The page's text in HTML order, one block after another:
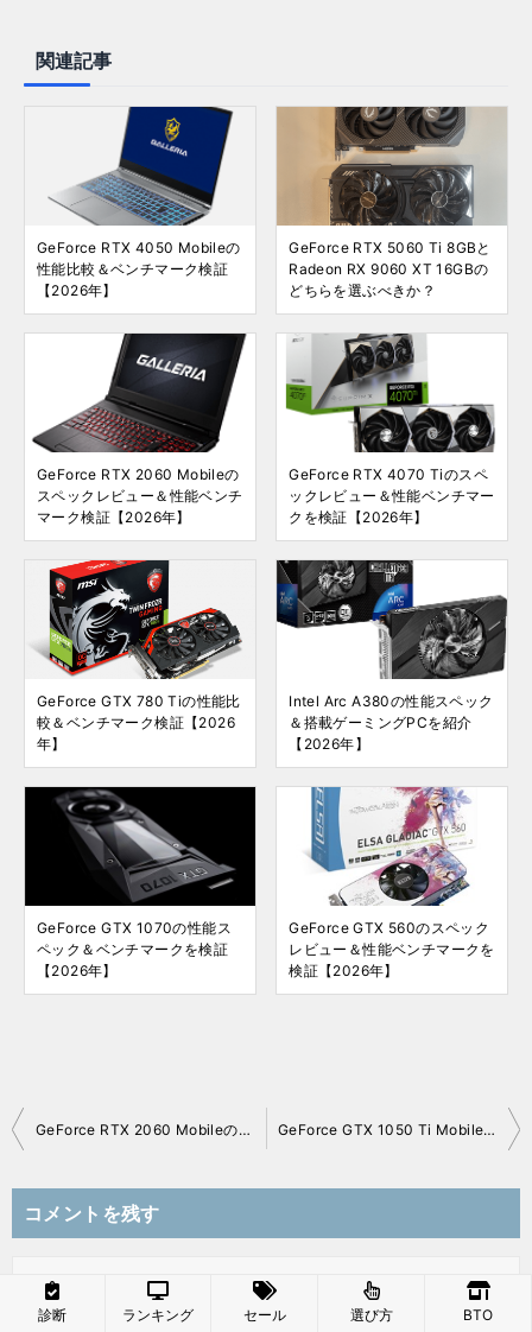
関連記事
GeForce RTX 4050 Mobileの
性能比較＆ベンチマーク検証
【2026年】
GeForce RTX 5060 Ti 8GBと
Radeon RX 9060 XT 16GBの
どちらを選ぶべきか？
GeForce RTX 2060 Mobileの
スペックレビュー＆性能ベンチ
マーク検証【2026年】
GeForce RTX 4070 Tiのスペ
ックレビュー＆性能ベンチマー
クを検証【2026年】
GeForce GTX 780 Tiの性能比
較＆ベンチマーク検証【2026
年】
Intel Arc A380の性能スペック
＆搭載ゲーミングPCを紹介
【2026年】
GeForce GTX 1070の性能ス
ペック＆ベンチマークを検証
【2026年】
GeForce GTX 560のスペック
レビュー＆性能ベンチマークを
検証【2026年】
稿
ナ
ビ
シ
GeForce RTX 2060 Mobileのスペックレビュー＆性能ベンチマーク検証【2026年】 GeForce GTX 1050 Ti Mobileの性能比較＆ベンチマーク検証【2026年】
コメントを残す
名前
診断
ランキング セール 選び方 BTO